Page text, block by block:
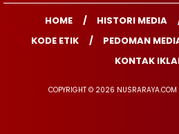
HOME HISTORI MEDIA
KODE ETIK
PEDOMAN
KONTAK
COPYRIGHT © 2026 NUSRARAYA.COM